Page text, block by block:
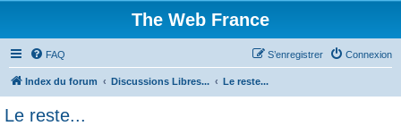
The Web France
FAQ Connexion
S’enregistrer
Index du forum Discussions Libres... Le reste...
Le reste...